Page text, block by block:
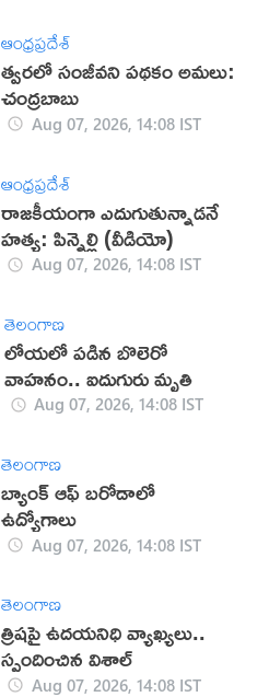
ఆంధ్రప్రదేశ్
త్వరలో సంజీవని పథకం అమలు:
చంద్రబాబు
Aug 07, 2026, 14:08 IST
ఆంధ్రప్రదేశ్
రాజకీయంగా ఎదుగుతున్నాడనే
హత్య: పిన్నెల్లి (వీడియో)
Aug 07, 2026, 14:08 IST
తెలంగాణ
లోయలో పడిన బొలెరో
వాహనం.. ఐదుగురు మృతి
Aug 07, 2026, 14:08 IST
తెలంగాణ
బ్యాంక్ ఆఫ్ బరోడాలో
ఉద్యోగాలు
Aug 07, 2026, 14:08 IST
తెలంగాణ
త్రిషపై ఉదయనిధి వ్యాఖ్యలు..
స్పందించిన విశాల్
Aug 07, 2026, 14:08 IST